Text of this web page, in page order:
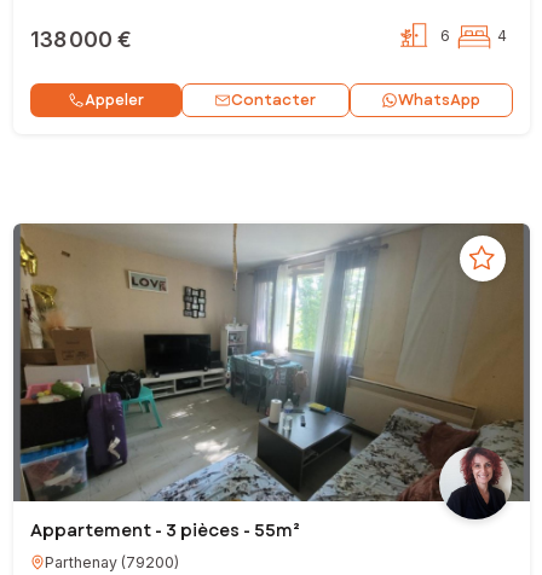
138 000 € 6 4
Appeler Contacter WhatsApp
Appartement - 3 pièces - 55m²
Parthenay(79200)